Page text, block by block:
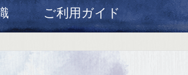
ご利用ガイド